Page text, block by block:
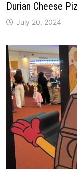
Durian Cheese
July 20, 2024